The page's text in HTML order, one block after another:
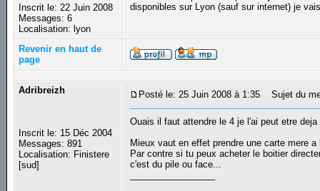
Inscrit le: 22 Juin 2008
Messages: 6
Localisation: lyon
disponibles sur Lyon (sauf sur internet) je
Revenir en haut de
page
Adribreizh
Inscrit le: 15 Déc 2004
Messages: 891
Localisation: Finistere
[sud]
Posté le: 25 Juin 2008 à 1:35 Sujet du
Ouais il faut attendre le 4 je l'ai peut etre
Mieux vaut en effet prendre une carte mere a
Par contre si tu peux acheter le boitier
c'est du pile ou face...